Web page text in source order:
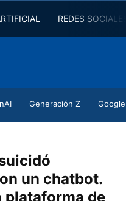
REDES
Generación Z
un chatbot.
plataforma de